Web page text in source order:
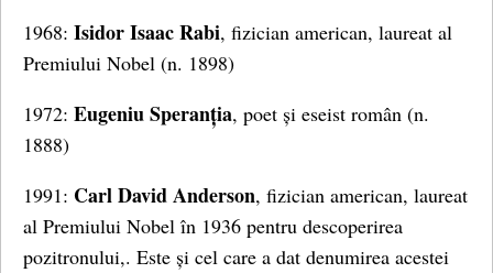
1968: Isidor Isaac Rabi, fizician american, laureat al
Premiului Nobel (n. 1898)
1972: Eugeniu Speranția, poet și eseist român (n.
1888)
1991: Carl David Anderson, fizician american, laureat
al Premiului Nobel în 1936 pentru descoperirea
pozitronului,. Este și cel care a dat denumirea acestei